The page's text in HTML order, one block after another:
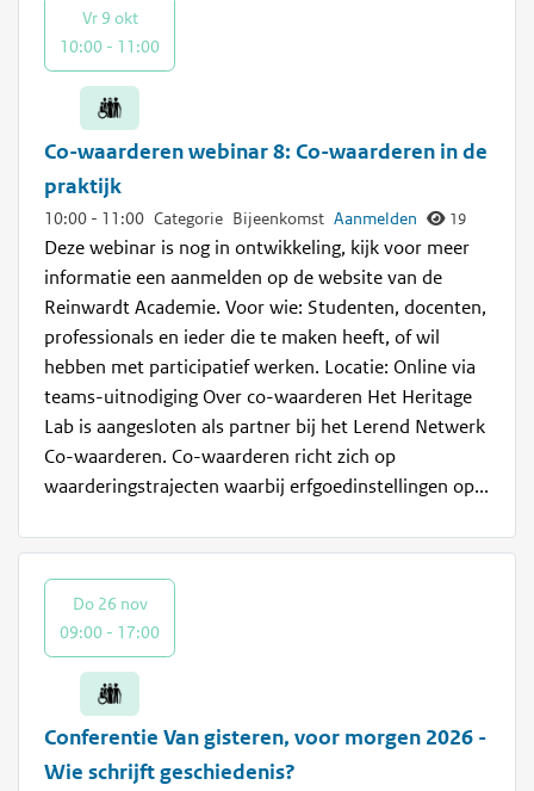
Co-waarderen webinar 8: Co-waarderen in de
praktijk
10:00 - 11:00 Categorie Bijeenkomst Aanmelden 19
Deze webinar is nog in ontwikkeling, kijk voor meer
informatie een aanmelden op de website van de
Reinwardt Academie. Voor wie: Studenten, docenten,
professionals en ieder die te maken heeft, of wil
hebben met participatief werken. Locatie: Online via
teams-uitnodiging Over co-waarderen Het Heritage
Lab is aangesloten als partner bij het Lerend Netwerk
Co-waarderen. Co-waarderen richt zich op
waarderingstrajecten waarbij erfgoedinstellingen op...
Vr 9 okt
10:00 - 11:00
Conferentie Van gisteren, voor morgen 2026 -
Wie schrijft geschiedenis?
Do 26 nov
09:00 - 17:00